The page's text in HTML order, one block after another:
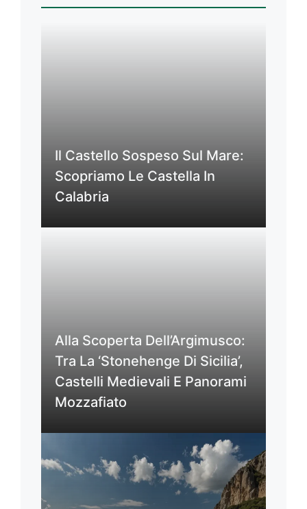
Il Castello Sospeso Sul Mare:
Scopriamo Le Castella In
Calabria
Alla Scoperta Dell’Argimusco:
Tra La ‘Stonehenge Di Sicilia’,
Castelli Medievali E Panorami
Mozzafiato